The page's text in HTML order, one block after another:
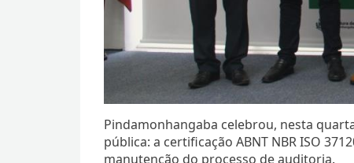
Pindamonhangaba celebrou, nesta
pública: a certificação ABNT NBR ISO
manutenção do processo de auditoria.